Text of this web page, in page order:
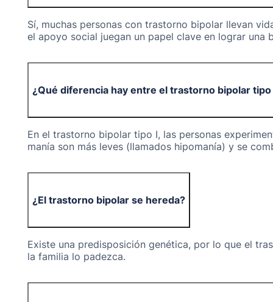
Sí, muchas personas con trastorno bipolar llevan
el apoyo social juegan un papel clave en lograr una
¿Qué diferencia hay entre el trastorno bipolar tipo
En el trastorno bipolar tipo I, las personas
manía son más leves (llamados hipomanía) y se
¿El trastorno bipolar se hereda?
Existe una predisposición genética, por lo que el
la familia lo padezca.